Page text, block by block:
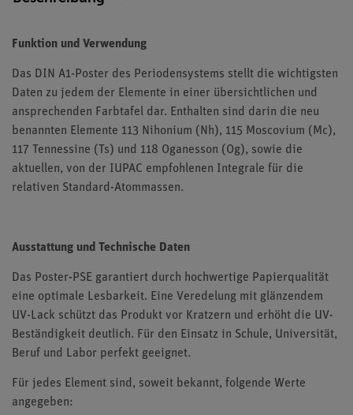
Funktion und Verwendung
Das DIN A1-Poster des Periodensystems stellt die wichtigsten
Daten zu jedem der Elemente in einer übersichtlichen und
ansprechenden Farbtafel dar. Enthalten sind darin die neu
benannten Elemente 113 Nihonium (Nh), 115 Moscovium (Mc),
117 Tennessine (Ts) und 118 Oganesson (Og), sowie die
aktuellen, von der IUPAC empfohlenen Integrale für die
relativen Standard-Atommassen.
Ausstattung und Technische Daten
Das Poster-PSE garantiert durch hochwertige Papierqualität
eine optimale Lesbarkeit. Eine Veredelung mit glänzendem
UV-Lack schützt das Produkt vor Kratzern und erhöht die UV-
Beständigkeit deutlich. Für den Einsatz in Schule, Universität,
Beruf und Labor perfekt geeignet.
Für jedes Element sind, soweit bekannt, folgende Werte
angegeben: